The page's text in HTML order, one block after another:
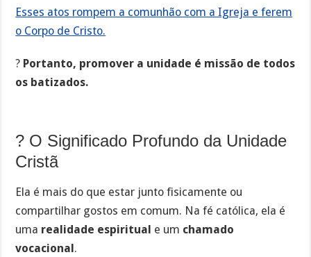
Esses atos rompem a comunhão com a Igreja e ferem
o Corpo de Cristo.
? Portanto, promover a unidade é missão de todos
os batizados.
? O Significado Profundo da Unidade
Cristã
Ela é mais do que estar junto fisicamente ou
compartilhar gostos em comum. Na fé católica, ela é
uma realidade espiritual e um chamado
vocacional .